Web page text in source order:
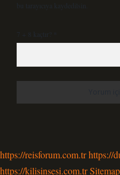
bu tarayıcıya kaydedilsin.
7 + 8 kaçtır?
https://reisforum.com.trhttps://
https://kilisinsesi.com.trSitemap